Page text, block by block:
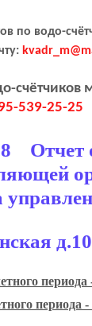
по водо-
счётчиков
539-25-25
Отчет
периода
периода -